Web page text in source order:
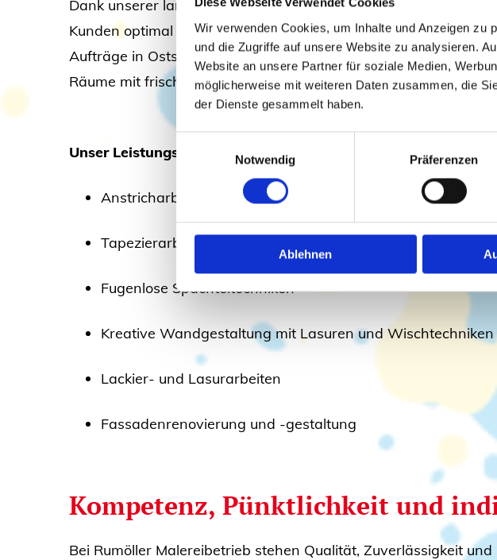
Wir verwenden Cookies, um Inhalte und Anzeigen zu
und die Zugriffe auf unsere Website zu analysieren.
Website an unsere Partner für soziale Medien,
möglicherweise mit weiteren Daten zusammen, die
der Dienste gesammelt haben.
Notwendig
Präferenzen
Ablehnen
Dank unserer langjährigen Erfahrung im Malerhandwerk
Kunden optimal eingehen. Mit unserem Team aus zwei
Aufträge in Oststeinbek und den umliegenden Ortschaften.
Räume mit frischen Farben und hochwertigen Materialien zum
Unser Leistungsspektrum umfasst unter anderem:
Anstricharbeiten für Innen- und Außenbereiche
Tapezierarbeiten aller Art
Fugenlose Spachteltechniken
Kreative Wandgestaltung mit Lasuren und Wischtechniken
Lackier- und Lasurarbeiten
Fassadenrenovierung und -gestaltung
Kompetenz, Pünktlichkeit und
Bei Rumöller Malereibetrieb stehen Qualität, Zuverlässigkeit